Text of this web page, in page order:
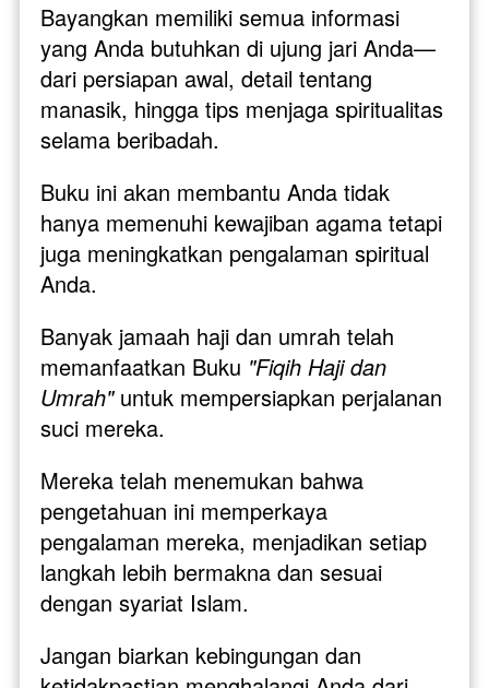
Bayangkan memiliki semua informasi
yang Anda butuhkan di ujung jari Anda—
dari persiapan awal, detail tentang
manasik, hingga tips menjaga spiritualitas
selama beribadah.
Buku ini akan membantu Anda tidak
hanya memenuhi kewajiban agama tetapi
juga meningkatkan pengalaman spiritual
Anda.
Banyak jamaah haji dan umrah telah
memanfaatkan Buku "Fiqih Haji dan
Umrah" untuk mempersiapkan perjalanan
suci mereka.
Mereka telah menemukan bahwa
pengetahuan ini memperkaya
pengalaman mereka, menjadikan setiap
langkah lebih bermakna dan sesuai
dengan syariat Islam.
Jangan biarkan kebingungan dan